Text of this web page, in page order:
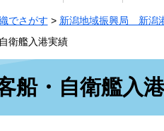
でさがす > 新潟地域振興局 新潟
衛艦入港実績
船・自衛艦入